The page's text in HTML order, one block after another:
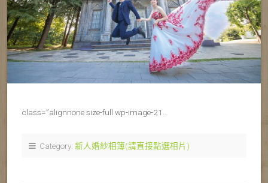
class=”alignnone size-full wp-image-21…
Category: 新人婚紗相簿(請直接點選相片)